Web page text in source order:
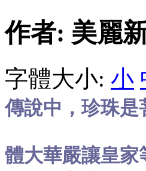
作者: 美麗
字體大小: 小
傳說中，珍珠是
體大華嚴讓皇家